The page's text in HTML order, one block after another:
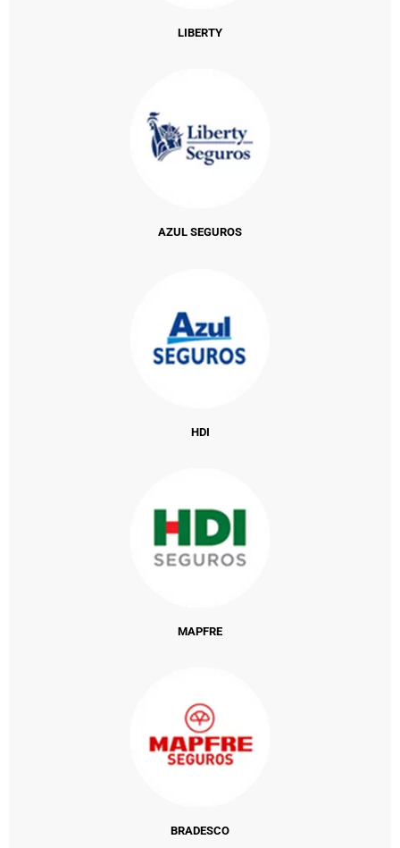
LIBERTY
AZUL SEGUROS
HDI
MAPFRE
BRADESCO